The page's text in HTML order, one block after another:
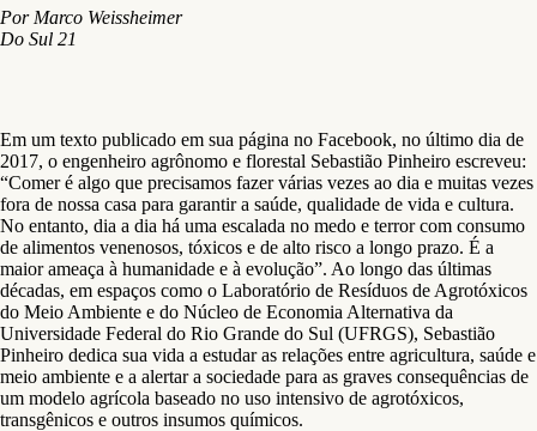
Por Marco Weissheimer
Do Sul 21
Em um texto publicado em sua página no Facebook, no último dia de
2017, o engenheiro agrônomo e florestal Sebastião Pinheiro escreveu:
“Comer é algo que precisamos fazer várias vezes ao dia e muitas vezes
fora de nossa casa para garantir a saúde, qualidade de vida e cultura.
No entanto, dia a dia há uma escalada no medo e terror com consumo
de alimentos venenosos, tóxicos e de alto risco a longo prazo. É a
maior ameaça à humanidade e à evolução”. Ao longo das últimas
décadas, em espaços como o Laboratório de Resíduos de Agrotóxicos
do Meio Ambiente e do Núcleo de Economia Alternativa da
Universidade Federal do Rio Grande do Sul (UFRGS), Sebastião
Pinheiro dedica sua vida a estudar as relações entre agricultura, saúde e
meio ambiente e a alertar a sociedade para as graves consequências de
um modelo agrícola baseado no uso intensivo de agrotóxicos,
transgênicos e outros insumos químicos.